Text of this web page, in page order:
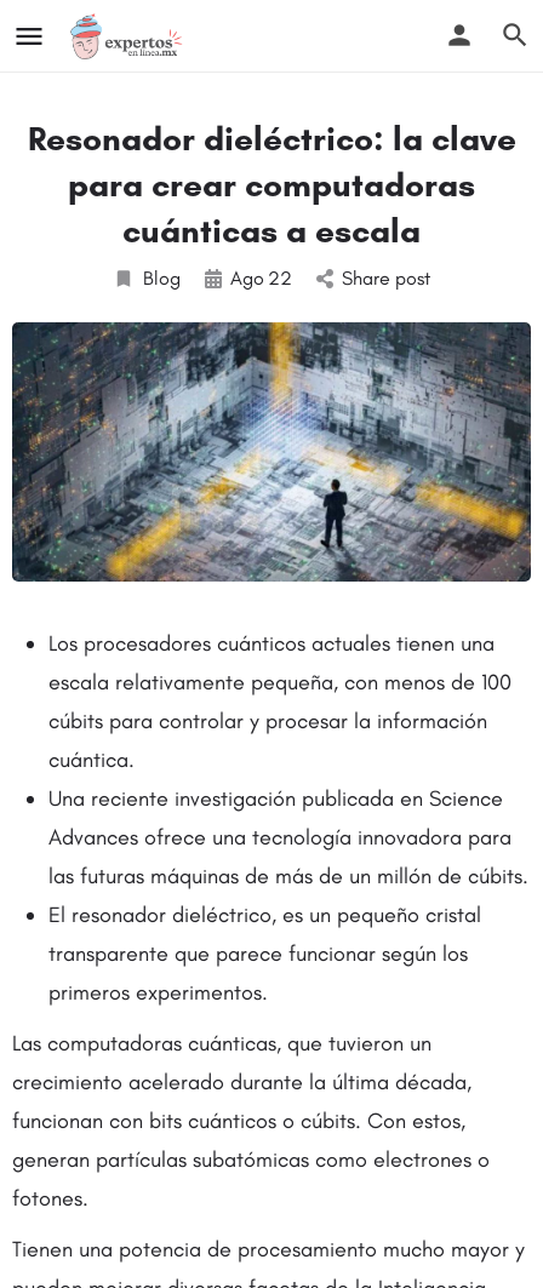
Resonador dieléctrico: la clave
para crear computadoras
cuánticas a escala
Blog Ago 22 Share post
Los procesadores cuánticos actuales tienen una
escala relativamente pequeña, con menos de 100
cúbits para controlar y procesar la información
cuántica.
Una reciente investigación publicada en Science
Advances ofrece una tecnología innovadora para
las futuras máquinas de más de un millón de cúbits.
El resonador dieléctrico, es un pequeño cristal
transparente que parece funcionar según los
primeros experimentos.
Las computadoras cuánticas, que tuvieron un
crecimiento acelerado durante la última década,
funcionan con bits cuánticos o cúbits. Con estos,
generan partículas subatómicas como electrones o
fotones.
Tienen una potencia de procesamiento mucho mayor y